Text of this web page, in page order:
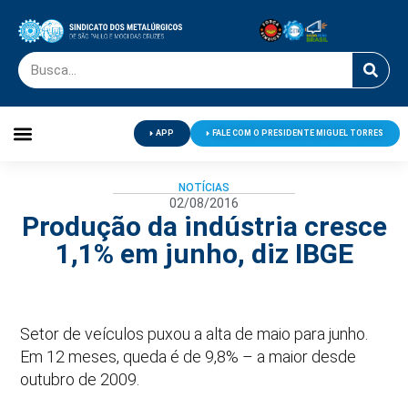
APP FALE COM O PRESIDENTE MIGUEL TORRES
NOTÍCIAS
02/08/2016
Produção da indústria cresce
1,1% em junho, diz IBGE
Setor de veículos puxou a alta de maio para junho.
Em 12 meses, queda é de 9,8% – a maior desde
outubro de 2009.